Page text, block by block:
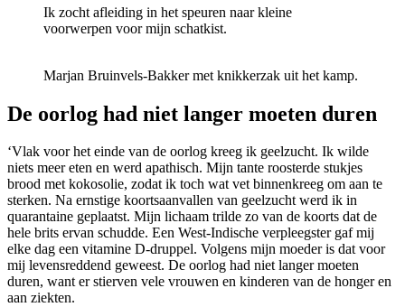
Ik zocht afleiding in het speuren naar kleine
voorwerpen voor mijn schatkist.
Marjan Bruinvels-Bakker met knikkerzak uit het kamp.
De oorlog had niet langer moeten duren
‘Vlak voor het einde van de oorlog kreeg ik geelzucht. Ik wilde
niets meer eten en werd apathisch. Mijn tante roosterde stukjes
brood met kokosolie, zodat ik toch wat vet binnenkreeg om aan te
sterken. Na ernstige koortsaanvallen van geelzucht werd ik in
quarantaine geplaatst. Mijn lichaam trilde zo van de koorts dat de
hele brits ervan schudde. Een West-Indische verpleegster gaf mij
elke dag een vitamine D-druppel. Volgens mijn moeder is dat voor
mij levensreddend geweest. De oorlog had niet langer moeten
duren, want er stierven vele vrouwen en kinderen van de honger en
aan ziekten.